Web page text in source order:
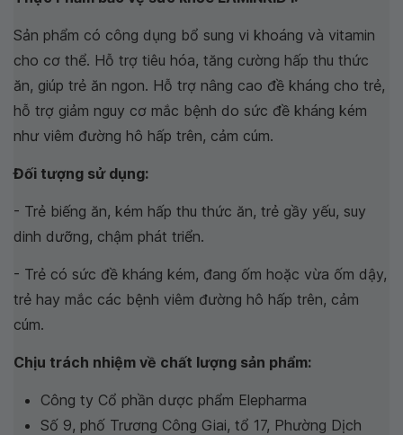
Sản phẩm có công dụng bổ sung vi khoáng và vitamin
cho cơ thể. Hỗ trợ tiêu hóa, tăng cường hấp thu thức
ăn, giúp trẻ ăn ngon. Hỗ trợ nâng cao đề kháng cho trẻ,
hỗ trợ giảm nguy cơ mắc bệnh do sức đề kháng kém
như viêm đường hô hấp trên, cảm cúm.
Đối tượng sử dụng:
- Trẻ biếng ăn, kém hấp thu thức ăn, trẻ gầy yếu, suy
dinh dưỡng, chậm phát triển.
- Trẻ có sức đề kháng kém, đang ốm hoặc vừa ốm dậy,
trẻ hay mắc các bệnh viêm đường hô hấp trên, cảm
cúm.
Chịu trách nhiệm về chất lượng sản phẩm:
Công ty Cổ phần dược phẩm Elepharma
Số 9, phố Trương Công Giai, tổ 17, Phường Dịch